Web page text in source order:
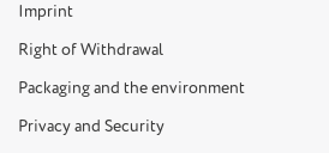
Imprint
Right of Withdrawal
Packaging and the environment
Privacy and Security